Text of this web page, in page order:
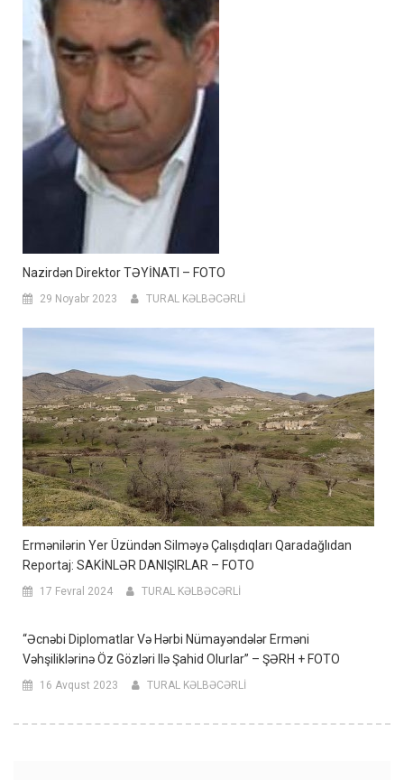
Nazirdən Direktor TƏYİNATI – FOTO
29 Noyabr 2023 TURAL KƏLBƏCƏRLİ
Ermənilərin Yer Üzündən Silməyə Çalışdıqları Qaradağlıdan
Reportaj: SAKİNLƏR DANIŞIRLAR – FOTO
17 Fevral 2024 TURAL KƏLBƏCƏRLİ
“Əcnəbi Diplomatlar Və Hərbi Nümayəndələr Erməni
Vəhşiliklərinə Öz Gözləri Ilə Şahid Olurlar” – ŞƏRH + FOTO
16 Avqust 2023 TURAL KƏLBƏCƏRLİ